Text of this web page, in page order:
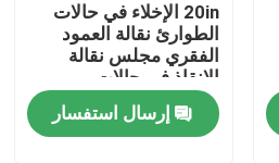
20in الإخلاء في حالات
الطوارئ نقالة العمود
الفقري مجلس نقالة
الإنقاذ في حالات
الطوارئ الكبار
إرسال استفسار